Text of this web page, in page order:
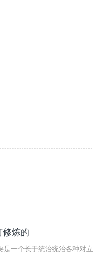
修炼的
是一个长于统治统治各种对立